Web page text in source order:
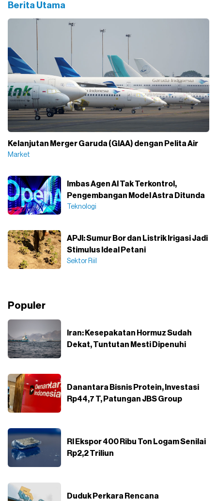
Berita Utama
Kelanjutan Merger Garuda (GIAA) dengan Pelita Air
Market
Imbas Agen AI Tak Terkontrol,
Pengembangan Model Astra Ditunda
Teknologi
APJI: Sumur Bor dan Listrik Irigasi Jadi
Stimulus Ideal Petani
Sektor Riil
Populer
Iran: Kesepakatan Hormuz Sudah
Dekat, Tuntutan Mesti Dipenuhi
Danantara Bisnis Protein, Investasi
Rp44,7 T, Patungan JBS Group
RI Ekspor 400 Ribu Ton Logam Senilai
Rp2,2 Triliun
Duduk Perkara Rencana